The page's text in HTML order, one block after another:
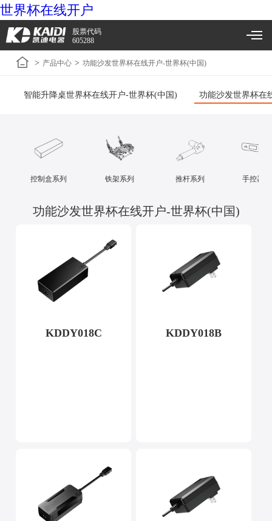
世界杯在线开户
股票代码
605288
> 产品中心 > 功能沙发世界杯在线开户-世界杯(中国)
智能升降桌世界杯在线开户-世界杯(中国) 功能沙发世界杯在
控制盒系列 铁架系列 推杆系列 手控器
功能沙发世界杯在线开户-世界杯(中国)
KDDY018C KDDY018B